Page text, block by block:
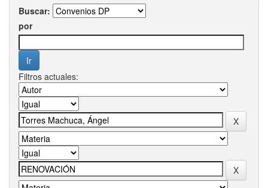
Buscar:
por
Filtros actuales: